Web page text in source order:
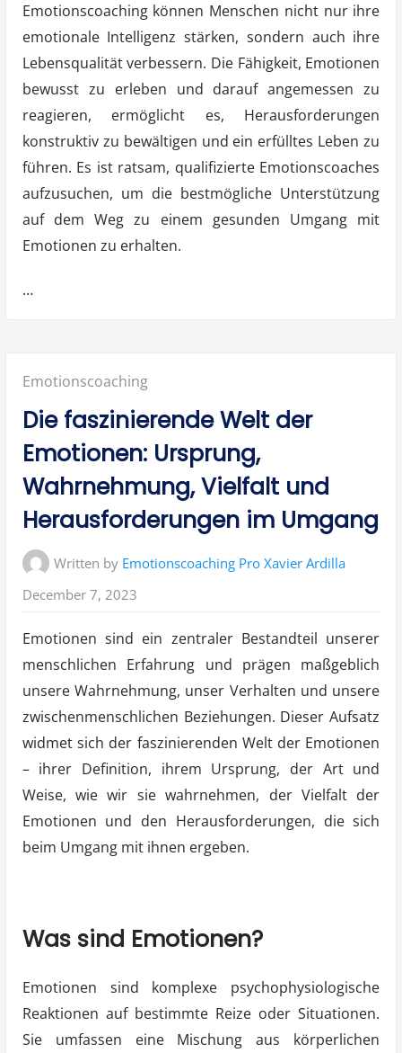
Emotionscoaching können Menschen nicht nur ihre
emotionale Intelligenz stärken, sondern auch ihre
Lebensqualität verbessern. Die Fähigkeit, Emotionen
bewusst zu erleben und darauf angemessen zu
reagieren, ermöglicht es, Herausforderungen
konstruktiv zu bewältigen und ein erfülltes Leben zu
führen. Es ist ratsam, qualifizierte Emotionscoaches
aufzusuchen, um die bestmögliche Unterstützung
auf dem Weg zu einem gesunden Umgang mit
Emotionen zu erhalten.
…
Posted
in:
Emotionscoaching
Die faszinierende Welt der
Emotionen: Ursprung,
Wahrnehmung, Vielfalt und
Herausforderungen im Umgang
Written by Emotionscoaching Pro Xavier Ardilla
December 7, 2023
Emotionen sind ein zentraler Bestandteil unserer
menschlichen Erfahrung und prägen maßgeblich
unsere Wahrnehmung, unser Verhalten und unsere
zwischenmenschlichen Beziehungen. Dieser Aufsatz
widmet sich der faszinierenden Welt der Emotionen
– ihrer Definition, ihrem Ursprung, der Art und
Weise, wie wir sie wahrnehmen, der Vielfalt der
Emotionen und den Herausforderungen, die sich
beim Umgang mit ihnen ergeben.
Was sind Emotionen?
Emotionen sind komplexe psychophysiologische
Reaktionen auf bestimmte Reize oder Situationen.
Sie umfassen eine Mischung aus körperlichen